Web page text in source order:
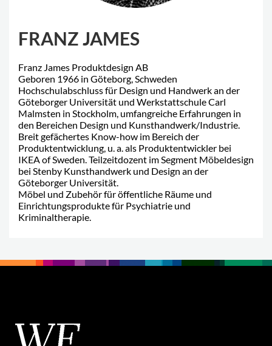
FRANZ JAMES
Franz James Produktdesign AB
Geboren 1966 in Göteborg, Schweden
Hochschulabschluss für Design und Handwerk an der
Göteborger Universität und Werkstattschule Carl
Malmsten in Stockholm, umfangreiche Erfahrungen in
den Bereichen Design und Kunsthandwerk/Industrie.
Breit gefächertes Know-how im Bereich der
Produktentwicklung, u. a. als Produktentwickler bei
IKEA of Sweden. Teilzeitdozent im Segment Möbeldesign
bei Stenby Kunsthandwerk und Design an der
Göteborger Universität.
Möbel und Zubehör für öffentliche Räume und
Einrichtungsprodukte für Psychiatrie und
Kriminaltherapie.